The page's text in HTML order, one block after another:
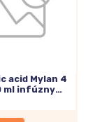
acid Mylan 4
ml infúzny